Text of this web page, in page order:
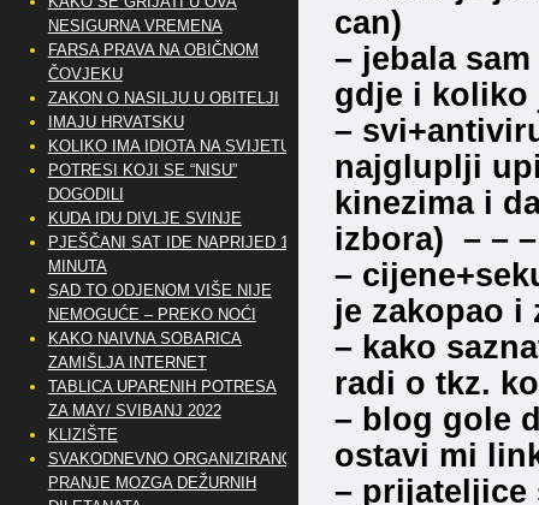
can)
– jebala
gdje i koliko
–
najgluplji
kinezima i
izbora) – – –
–
je zakopao i
– kako
radi o tkz.
– blog gole
ostavi mi
– prijateljice
NESIGURNA VREMENA
FARSA PRAVA NA OBIČNOM
ČOVJEKU
ZAKON O NASILJU U OBITELJI
IMAJU HRVATSKU
KOLIKO IMA IDIOTA NA SVIJETU?
POTRESI KOJI SE “NISU”
DOGODILI
KUDA IDU DIVLJE SVINJE
PJEŠČANI SAT IDE NAPRIJED 10
MINUTA
SAD TO ODJENOM VIŠE NIJE
NEMOGUĆE – PREKO NOĆI
KAKO NAIVNA SOBARICA
ZAMIŠLJA INTERNET
TABLICA UPARENIH POTRESA
ZA MAY/ SVIBANJ 2022
KLIZIŠTE
SVAKODNEVNO ORGANIZIRANO
PRANJE MOZGA DEŽURNIH